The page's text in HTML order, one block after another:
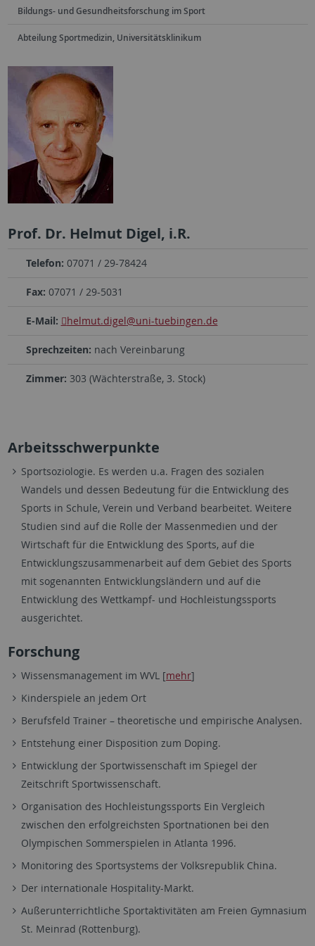
Bildungs- und Gesundheitsforschung im Sport
Abteilung Sportmedizin, Universitätsklinikum
Prof. Dr. Helmut Digel, i.R.
Telefon: 07071 / 29-78424
Fax: 07071 / 29-5031
E-Mail: helmut.digel@uni-tuebingen.de
Sprechzeiten: nach Vereinbarung
Zimmer: 303 (Wächterstraße, 3. Stock)
Arbeitsschwerpunkte
Sportsoziologie. Es werden u.a. Fragen des sozialen
Wandels und dessen Bedeutung für die Entwicklung des
Sports in Schule, Verein und Verband bearbeitet. Weitere
Studien sind auf die Rolle der Massenmedien und der
Wirtschaft für die Entwicklung des Sports, auf die
Entwicklungszusammenarbeit auf dem Gebiet des Sports
mit sogenannten Entwicklungsländern und auf die
Entwicklung des Wettkampf- und Hochleistungssports
ausgerichtet.
Forschung
Wissensmanagement im WVL [mehr]
Kinderspiele an jedem Ort
Berufsfeld Trainer – theoretische und empirische Analysen.
Entstehung einer Disposition zum Doping.
Entwicklung der Sportwissenschaft im Spiegel der
Zeitschrift Sportwissenschaft.
Organisation des Hochleistungssports Ein Vergleich
zwischen den erfolgreichsten Sportnationen bei den
Olympischen Sommerspielen in Atlanta 1996.
Monitoring des Sportsystems der Volksrepublik China.
Der internationale Hospitality-Markt.
Außerunterrichtliche Sportaktivitäten am Freien Gymnasium
St. Meinrad (Rottenburg).